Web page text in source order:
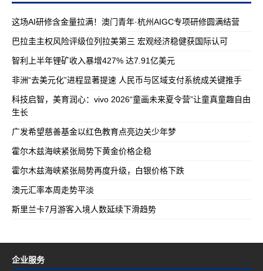
这场AI研修含金量拉满！澳门青年·杭州AIGC专项研修圆满结营
巴拉圭主权风险评级位列拉美第三 宏观经济稳健获国际认可
智利上半年锂矿收入暴增427% 达7.91亿美元
非洲“去美元化”进程显著提速 人民币与区域支付系统成关键推手
科技启智，美育润心：vivo 2026“童画未来夏令营”让童真童趣自由
生长
广发希望慈善基金以红色教育点亮边关少年梦
霍尔木兹海峡紧张局势下黄金价格企稳
霍尔木兹海峡紧张局势再度升级，白银价格下跌
澳元汇率本周走势平淡
斯里兰卡7月游客入境人数延续下滑趋势
企业服务